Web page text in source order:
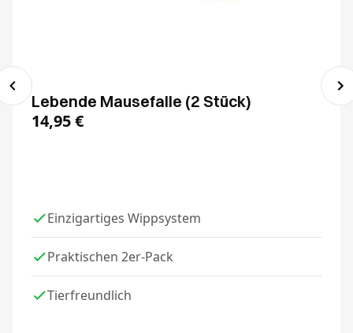
Lebende Mausefalle (2 Stück)
14,95€
Einzigartiges Wippsystem
Praktischen 2er-Pack
Tierfreundlich